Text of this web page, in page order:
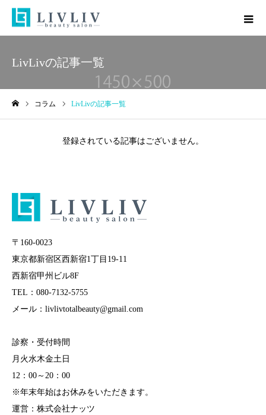
LivLivの記事一覧
コラム LivLivの記事一覧
登録されている記事はございません。
〒160-0023
東京都新宿区西新宿1丁目19-11
西新宿甲州ビル8F
TEL：080-7132-5755
メール：livlivtotalbeauty@gmail.com
診察・受付時間
月火水木金土日
12：00～20：00
※年末年始はお休みをいただきます。
運営：株式会社ナッツ